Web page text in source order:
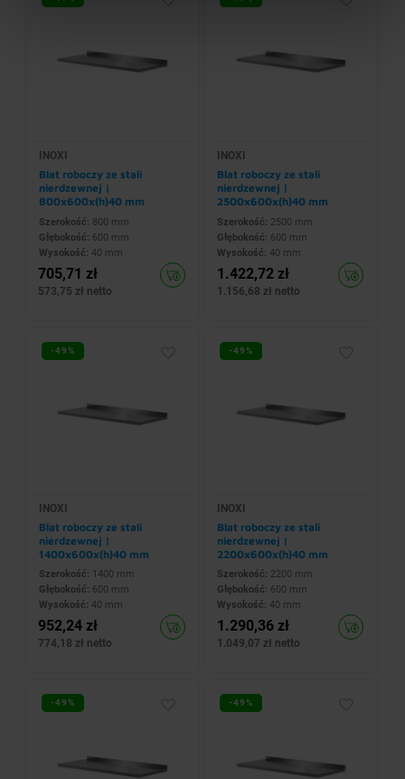
INOXI
Blat roboczy ze stali
nierdzewnej |
800x600x(h)40 mm
Szerokość: 800 mm
Głębokość: 600 mm
Wysokość: 40 mm
705,71 zł
573,75 zł netto
INOXI
Blat roboczy ze stali
nierdzewnej |
2500x600x(h)40 mm
Szerokość: 2500 mm
Głębokość: 600 mm
Wysokość: 40 mm
1.422,72 zł
1.156,68 zł netto
-49%
INOXI
Blat roboczy ze stali
nierdzewnej |
1400x600x(h)40 mm
Szerokość: 1400 mm
Głębokość: 600 mm
Wysokość: 40 mm
952,24 zł
774,18 zł netto
-49%
INOXI
Blat roboczy ze stali
nierdzewnej |
2200x600x(h)40 mm
Szerokość: 2200 mm
Głębokość: 600 mm
Wysokość: 40 mm
1.290,36 zł
1.049,07 zł netto
-49% -49%